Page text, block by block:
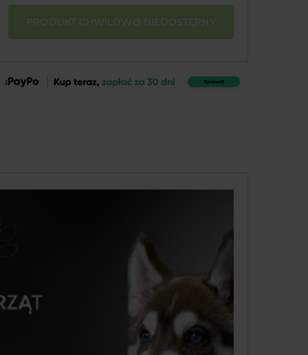
PRODUKT CHWILOWO NIEDOSTĘPNY